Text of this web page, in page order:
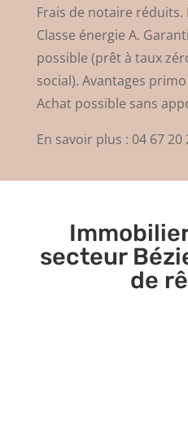
Frais de notaire réduits.
Classe énergie A.
possible (prêt à taux
social). Avantages
Achat possible sans
En savoir plus : 04 67 20
secteur
de